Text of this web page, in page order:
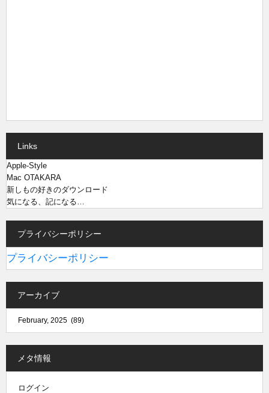
Links
Apple-Style
Mac OTAKARA
新しもの好きのダウンロード
気になる、記になる…
プライバシーポリシー
プライバシーポリシー
アーカイブ
メタ情報
ログイン